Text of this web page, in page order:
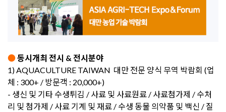
●동시개최 전시 & 전시분야
1) AQUACULTURE TAIWAN 대만 전문 양식 무역 박람회 (업
체 : 300+ / 방문객 : 20,000+)
- 생신 및 기타 수생튀김 / 사료 및 사료원료 / 사료첨가제 / 수처
리 및 첨가제 / 사료 기계 및 재료 / 수생 동물 의약품 및 백신 / 질